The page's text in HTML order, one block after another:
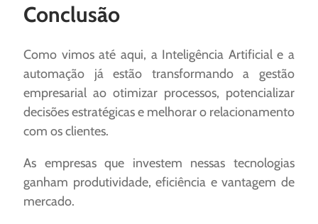
Conclusão
Como vimos até aqui, a Inteligência Artificial e a
automação já estão transformando a gestão
empresarial ao otimizar processos, potencializar
decisões estratégicas e melhorar o relacionamento
com os clientes.
As empresas que investem nessas tecnologias
ganham produtividade, eficiência e vantagem de
mercado.